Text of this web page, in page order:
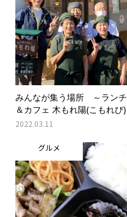
みんなが集う場所 ～ランチ
＆カフェ 木もれ陽(こもれび)
2022.03.11
グルメ